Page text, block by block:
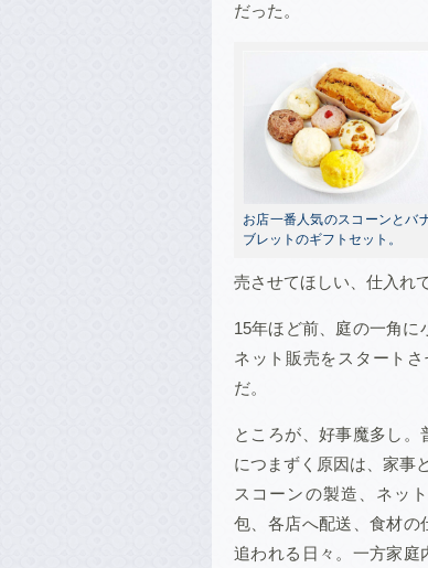
だった。
お店一番人気のスコーンとバ
ブレットのギフトセット。
売させてほしい、仕入れ
15年ほど前、庭の一角に
ネット販売をスタート
だ。
ところが、好事魔多し
につまずく原因は、家事
スコーンの製造、ネッ
包、各店へ配送、食材の
追われる日々。一方家庭